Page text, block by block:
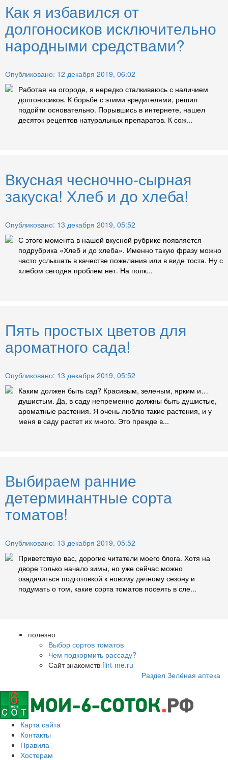
Как я избавился от
долгоносиков исключительно
народными средствами?
Опубликовано: 12 декабря 2019, 06:02
Работая на огороде, я нередко сталкиваюсь с наличием
долгоносиков. К борьбе с этими вредителями, решил
подойти основательно. Порывшись в интернете, нашел
десяток рецептов натуральных препаратов. К сож...
Вкусная чесночно-сырная
закуска! Хлеб и до хлеба!
Опубликовано: 13 декабря 2019, 05:52
С этого момента в нашей вкусной рубрике появляется
подрубрика «Хлеб и до хлеба». Именно такую фразу можно
часто услышать в качестве пожелания или в виде тоста. Ну с
хлебом сегодня проблем нет. На полк...
Пять простых цветов для
ароматного сада!
Опубликовано: 13 декабря 2019, 05:52
Каким должен быть сад? Красивым, зеленым, ярким и…
душистым. Да, в саду непременно должны быть душистые,
ароматные растения. Я очень люблю такие растения, и у
меня в саду растет их много. Это прежде в...
Выбираем ранние
детерминантные сорта
томатов!
Опубликовано: 13 декабря 2019, 05:52
Приветствую вас, дорогие читатели моего блога. Хотя на
дворе только начало зимы, но уже сейчас можно
озадачиться подготовкой к новому дачному сезону и
подумать о том, какие сорта томатов посеять в сле...
полезно
Выбор сортов томатов
Чем подкормить рассаду?
Сайт знакомств flirt-me.ru
Раздел Зелёная аптека
Карта сайта
Контакты
Правила
Хостерам